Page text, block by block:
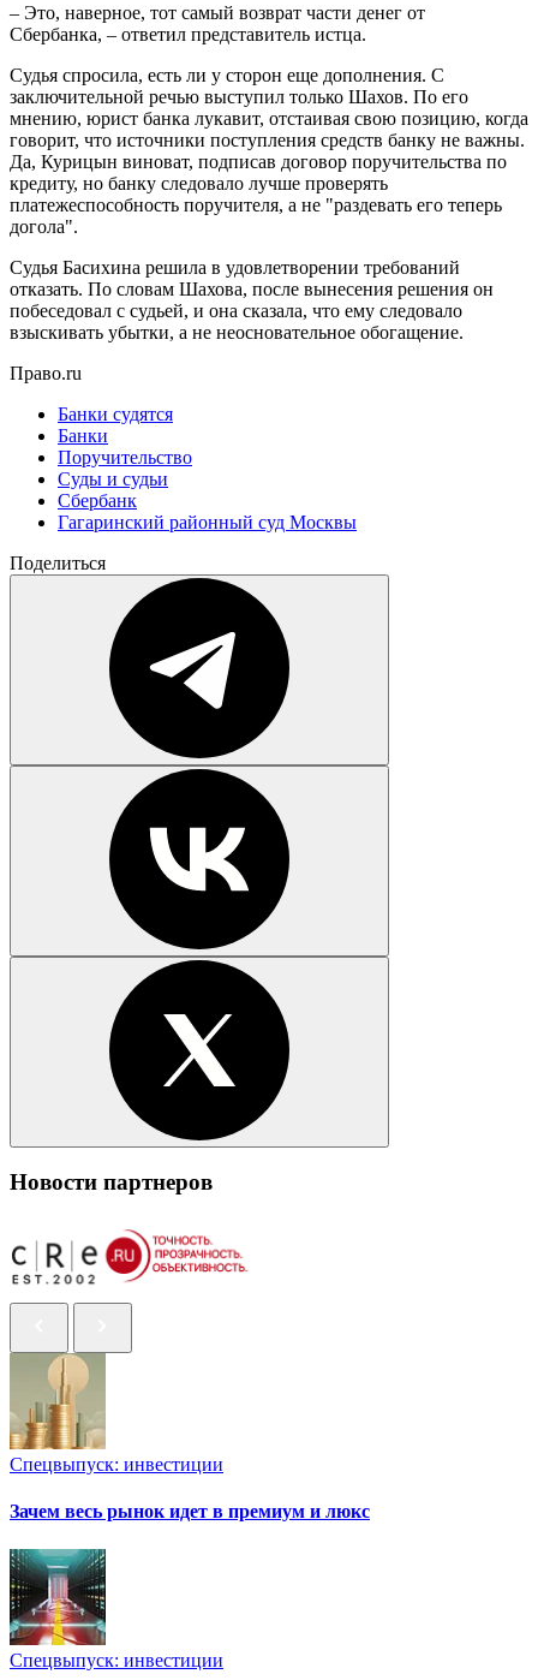
– Это, наверное, тот самый возврат части денег от
Сбербанка, – ответил представитель истца.
Судья спросила, есть ли у сторон еще дополнения. С
заключительной речью выступил только Шахов. По его
мнению, юрист банка лукавит, отстаивая свою позицию, когда
говорит, что источники поступления средств банку не важны.
Да, Курицын виноват, подписав договор поручительства по
кредиту, но банку следовало лучше проверять
платежеспособность поручителя, а не "раздевать его теперь
догола".
Судья Басихина решила в удовлетворении требований
отказать. По словам Шахова, после вынесения решения он
побеседовал с судьей, и она сказала, что ему следовало
взыскивать убытки, а не неосновательное обогащение.
Право.ru
Банки судятся
Банки
Поручительство
Суды и судьи
Сбербанк
Гагаринский районный суд Москвы
Поделиться
Новости партнеров
Спецвыпуск: инвестиции
Зачем весь рынок идет в премиум и люкс
Спецвыпуск: инвестиции